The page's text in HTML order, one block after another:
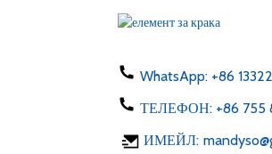
C USB ac
LED лента
100-240V
WhatsApp: +86
ТЕЛЕФОН: +86 755
ИМЕЙЛ: